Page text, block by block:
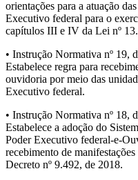
orientações para a atuação
Executivo federal para o
capítulos III e IV da Lei nº
• Instrução Normativa nº 19,
Estabelece regra para
ouvidoria por meio das
Executivo federal.
• Instrução Normativa nº 18,
Estabelece a adoção do
Poder Executivo federal-e-
recebimento de
Decreto nº 9.492, de 2018.